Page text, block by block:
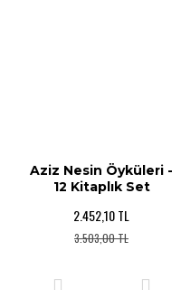
Aziz Nesin Öyküleri -
12 Kitaplık Set
2.452,10 TL
3.503,00 TL